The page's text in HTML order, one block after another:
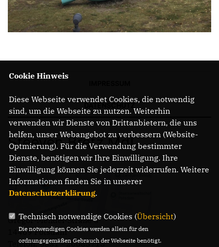
Steeven Bretz MdL
Gregor-Mendel-Straße 3
14469 Potsdam
Telefon: 0331 - 20085713
Cookie Hinweis
Diese Webseite verwendet Cookies, die notwendig
sind, um die Webseite zu nutzen. Weiterhin
verwenden wir Dienste von Drittanbietern, die uns
helfen, unser Webangebot zu verbessern (Website-
Optmierung). Für die Verwendung bestimmter
Dienste, benötigen wir Ihre Einwilligung. Ihre
Einwilligung können Sie jederzeit widerrufen. Weitere
Informationen finden Sie in unserer
Datenschutzerklärung.
Technisch notwendige Cookies (Übersicht)
Die notwendigen Cookies werden allein für den
ordnungsgemäßen Gebrauch der Webseite benötigt.